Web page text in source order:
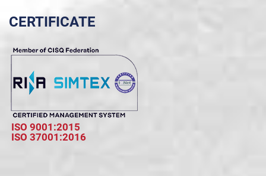
CERTIFICATE
ISO 9001:2015
ISO 37001:2016